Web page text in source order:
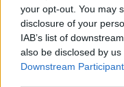
your opt-out. You may
disclosure of your
IAB’s list of
also be disclosed by
Downstream
(EPOCH)
Stride Staked Injective
(STINJ)